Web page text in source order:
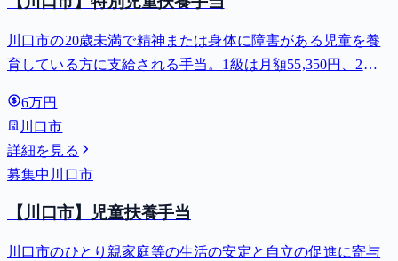
川口市の20歳未満で精神または身体に障害がある児童を養
育している方に支給される手当。1級は月額55,350円、2級
6万円
川口市
詳細を見る
募集中 川口市
【川口市】児童扶養手当
川口市のひとり親家庭等の生活の安定と自立の促進に寄与